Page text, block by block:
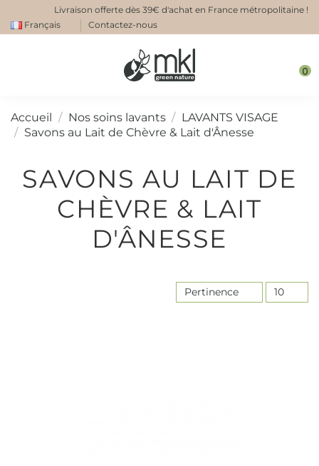
Livraison offerte dès 39€ d'achat en France métropolitaine !
Français
Contactez-nous
0
Accueil Nos soins lavants
LAVANTS VISAGE
Savons au Lait de Chèvre & Lait d'Ânesse
SAVONS AU LAIT DE
CHÈVRE & LAIT
D'ÂNESSE
Pertinence 10